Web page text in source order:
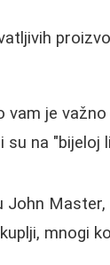
vam je
na "bijeloj
John
mnogi